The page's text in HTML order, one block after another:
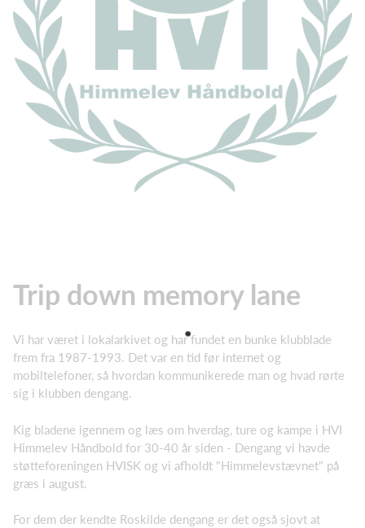
Trip down memory lane
Vi har været i lokalarkivet og har fundet en bunke klubblade
frem fra 1987-1993. Det var en tid før internet og
mobiltelefoner, så hvordan kommunikerede man og hvad rørte
sig i klubben dengang.
Kig bladene igennem og læs om hverdag, ture og kampe i HVI
Himmelev Håndbold for 30-40 år siden - Dengang vi havde
støtteforeningen HVISK og vi afholdt "Himmelevstævnet" på
græs i august.
For dem der kendte Roskilde dengang er det også sjovt at